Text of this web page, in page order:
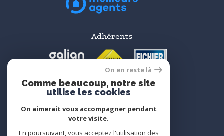
Adhérents
On en reste là
Comme beaucoup, notre site
utilise les cookies
On aimerait vous accompagner pendant
votre visite.
En poursuivant, vous acceptez l'utilisation des